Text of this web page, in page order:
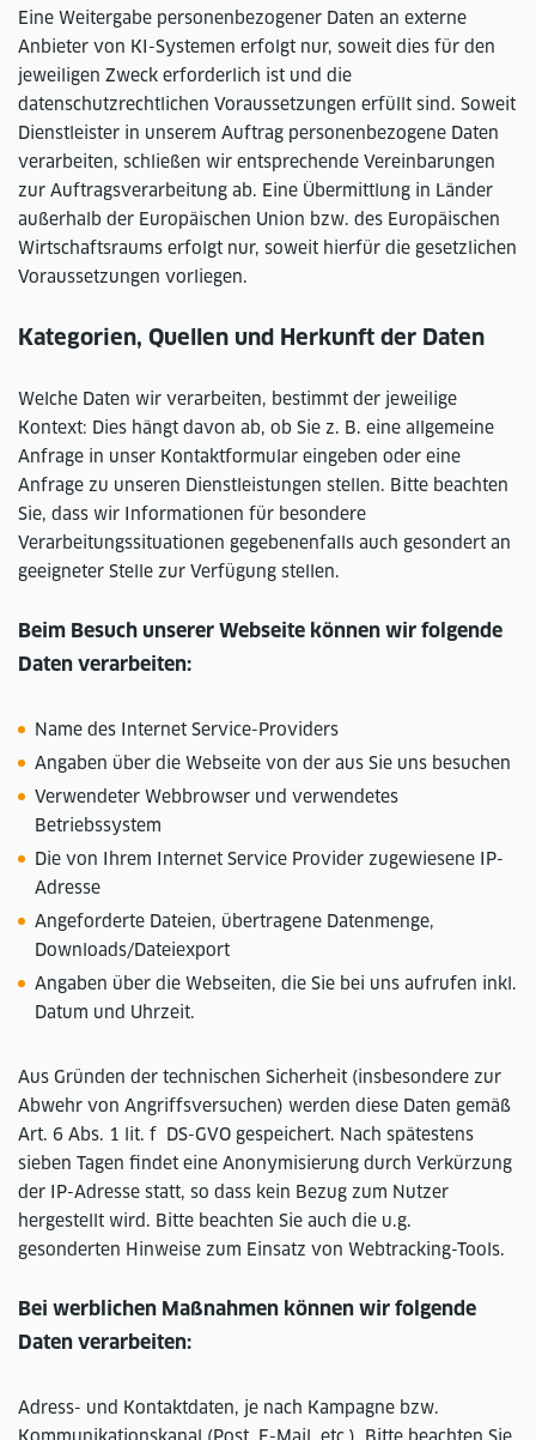
Eine Weitergabe personenbezogener Daten an externe
Anbieter von KI-Systemen erfolgt nur, soweit dies für den
jeweiligen Zweck erforderlich ist und die
datenschutzrechtlichen Voraussetzungen erfüllt sind. Soweit
Dienstleister in unserem Auftrag personenbezogene Daten
verarbeiten, schließen wir entsprechende Vereinbarungen
zur Auftragsverarbeitung ab. Eine Übermittlung in Länder
außerhalb der Europäischen Union bzw. des Europäischen
Wirtschaftsraums erfolgt nur, soweit hierfür die gesetzlichen
Voraussetzungen vorliegen.
Kategorien, Quellen und Herkunft der Daten
Welche Daten wir verarbeiten, bestimmt der jeweilige
Kontext: Dies hängt davon ab, ob Sie z. B. eine allgemeine
Anfrage in unser Kontaktformular eingeben oder eine
Anfrage zu unseren Dienstleistungen stellen. Bitte beachten
Sie, dass wir Informationen für besondere
Verarbeitungssituationen gegebenenfalls auch gesondert an
geeigneter Stelle zur Verfügung stellen.
Beim Besuch unserer Webseite können wir folgende
Daten verarbeiten:
Name des Internet Service-Providers
Angaben über die Webseite von der aus Sie uns besuchen
Verwendeter Webbrowser und verwendetes
Betriebssystem
Die von Ihrem Internet Service Provider zugewiesene IP-
Adresse
Angeforderte Dateien, übertragene Datenmenge,
Downloads/Dateiexport
Angaben über die Webseiten, die Sie bei uns aufrufen inkl.
Datum und Uhrzeit.
Aus Gründen der technischen Sicherheit (insbesondere zur
Abwehr von Angriffsversuchen) werden diese Daten gemäß
Art. 6 Abs. 1 lit. f DS-GVO gespeichert. Nach spätestens
sieben Tagen findet eine Anonymisierung durch Verkürzung
der IP-Adresse statt, so dass kein Bezug zum Nutzer
hergestellt wird. Bitte beachten Sie auch die u.g.
gesonderten Hinweise zum Einsatz von Webtracking-Tools.
Bei werblichen Maßnahmen können wir folgende
Daten verarbeiten:
Adress- und Kontaktdaten, je nach Kampagne bzw.